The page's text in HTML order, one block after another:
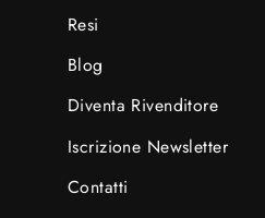
Resi
Blog
Diventa Rivenditore
Iscrizione Newsletter
Contatti